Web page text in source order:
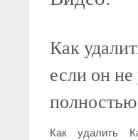
Как
если он не
полностью
Как удалить